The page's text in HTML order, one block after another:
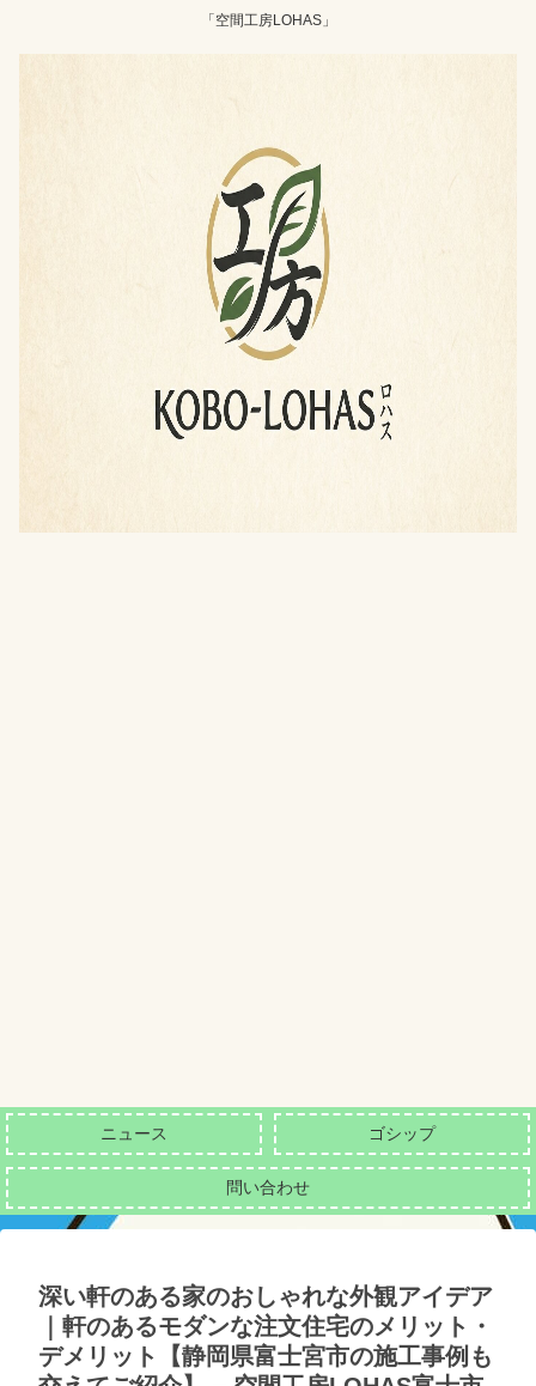
「空間工房LOHAS」
ニュース ゴシップ
問い合わせ
深い軒のある家のおしゃれな外観アイデア
｜軒のあるモダンな注文住宅のメリット・
デメリット【静岡県富士宮市の施工事例も